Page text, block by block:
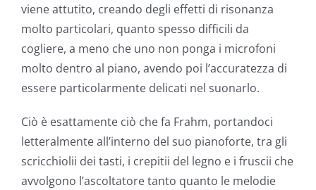
viene attutito, creando degli effetti di risonanza
molto particolari, quanto spesso difficili da
cogliere, a meno che uno non ponga i microfoni
molto dentro al piano, avendo poi l’accuratezza di
essere particolarmente delicati nel suonarlo.
Ciò è esattamente ciò che fa Frahm, portandoci
letteralmente all’interno del suo pianoforte, tra gli
scricchiolii dei tasti, i crepitii del legno e i fruscii che
avvolgono l’ascoltatore tanto quanto le melodie